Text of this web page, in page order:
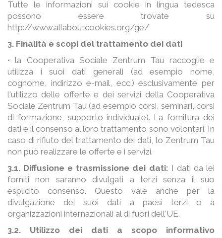
Tutte le informazioni sui cookie in lingua tedesca
possono essere trovate su
http://www.allaboutcookies.org/ge/
3. Finalità e scopi del trattamento dei dati
• la Cooperativa Sociale Zentrum Tau raccoglie e
utilizza i suoi dati generali (ad esempio nome,
cognome, indirizzo e-mail, ecc.) esclusivamente per
l'utilizzo delle offerte e dei servizi della Cooperativa
Sociale Zentrum Tau (ad esempio corsi, seminari, corsi
di formazione, supporto individuale). La fornitura dei
dati e il consenso al loro trattamento sono volontari. In
caso di rifiuto del trattamento dei dati, lo Zentrum Tau
non può realizzare le offerte e i servizi.
3.1. Diffusione e trasmissione dei dati: I dati da lei
forniti non saranno divulgati a terzi senza il suo
esplicito consenso. Questo vale anche per la
divulgazione dei suoi dati a paesi terzi o a
organizzazioni internazionali al di fuori dell'UE.
3.2. Utilizzo dei dati a scopo informativo